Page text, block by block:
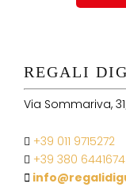
REGALI
Via Sommariva,
+39 011 9715272
+39 380 6441674